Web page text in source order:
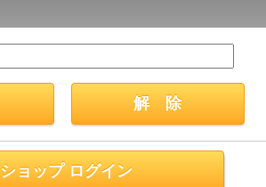
ショップ ログイン